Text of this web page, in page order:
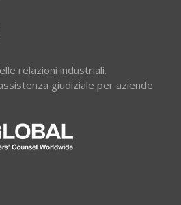
relazioni industriali.
giudiziale per aziende